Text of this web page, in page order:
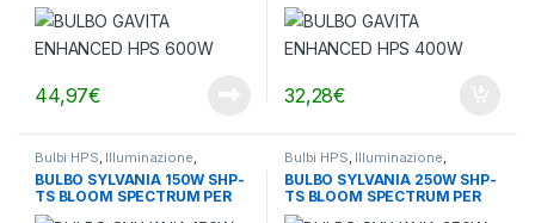
44,97€ 32,28€
Bulbi HPS Illuminazione
Lampade Orticultura
BULBO SYLVANIA 150W SHP-
TS BLOOM SPECTRUM PER
FIORITURA
Bulbi HPS Illuminazione
Lampade Orticultura
BULBO SYLVANIA 250W SHP-
TS BLOOM SPECTRUM PER
FIORITURA